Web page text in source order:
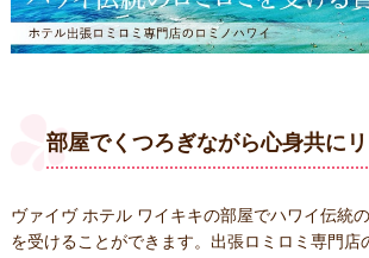
部屋でくつろぎながら心身共に
ヴァイヴ ホテル ワイキキの部屋でハワイ伝統
を受けることができます。出張ロミロミ専門店